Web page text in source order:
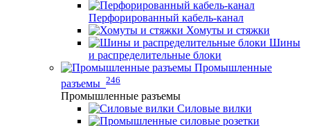
Перфорированный кабель-канал
Хомуты и стяжки
Шины
и распределительные блоки
Промышленные
разъемы 246
Промышленные разъемы
Силовые вилки